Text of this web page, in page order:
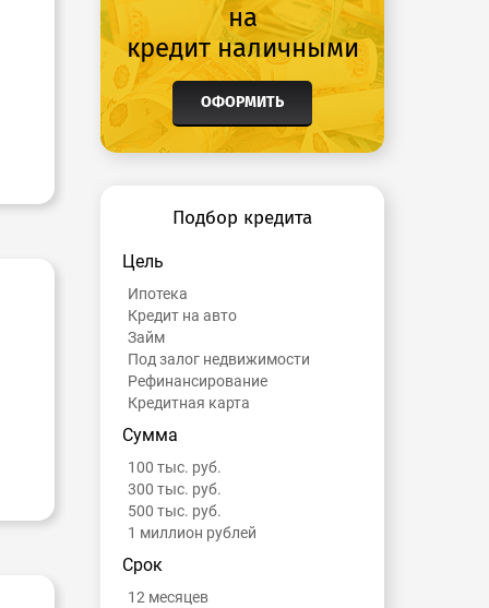
на
кредит наличными
ОФОРМИТЬ
Подбор кредита
Цель
Ипотека
Кредит на авто
Займ
Под залог недвижимости
Рефинансирование
Кредитная карта
Сумма
100 тыс. руб.
300 тыс. руб.
500 тыс. руб.
1 миллион рублей
Срок
12 месяцев